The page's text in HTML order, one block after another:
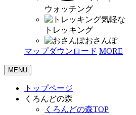
ウォッチング
気軽な
トレッキング
おさんぽ
マップダウンロード MORE
MENU
トップページ
くろんどの森
くろんどの森TOP